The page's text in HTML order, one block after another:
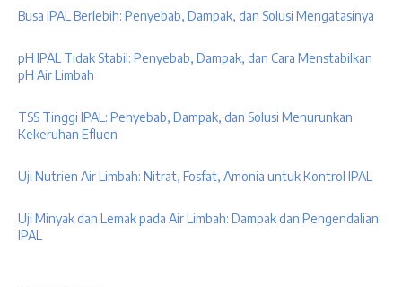
Busa IPAL Berlebih: Penyebab, Dampak, dan Solusi Mengatasinya
pH IPAL Tidak Stabil: Penyebab, Dampak, dan Cara Menstabilkan
pH Air Limbah
TSS Tinggi IPAL: Penyebab, Dampak, dan Solusi Menurunkan
Kekeruhan Efluen
Uji Nutrien Air Limbah: Nitrat, Fosfat, Amonia untuk Kontrol IPAL
Uji Minyak dan Lemak pada Air Limbah: Dampak dan Pengendalian
IPAL